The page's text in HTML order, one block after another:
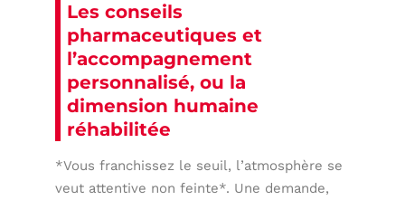
Les conseils
pharmaceutiques et
l’accompagnement
personnalisé, ou la
dimension humaine
réhabilitée
*Vous franchissez le seuil, l’atmosphère se
veut attentive non feinte*. Une demande,